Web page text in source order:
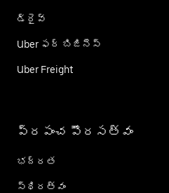
డ్రైవ్
Uber ఫర్ బిజినెస్
Uber Freight
ప్రపంచ పౌరసత్వం
భద్రత
స్థిరత్వం